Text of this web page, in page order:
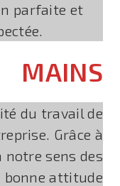
parfaite et
MAINS
du travail de
Grâce à
sens des
bonne attitude